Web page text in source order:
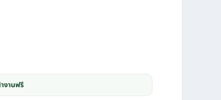
งานฟรี